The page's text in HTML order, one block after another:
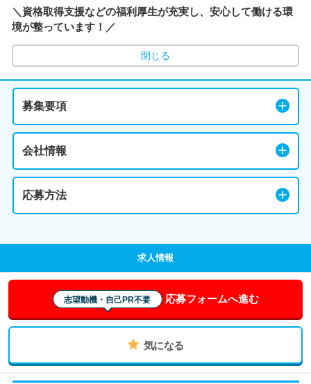
＼資格取得支援などの福利厚生が充実し、安心して働ける環
境が整っています！／
閉じる
募集要項
会社情報
応募方法
求人情報
志望動機・自己PR不要 応募フォームへ進む
気になる